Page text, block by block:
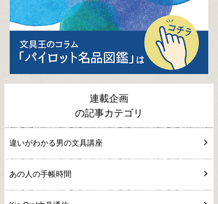
連載企画
の記事カテゴリ
違いがわかる男の文具講座
あの人の手帳時間